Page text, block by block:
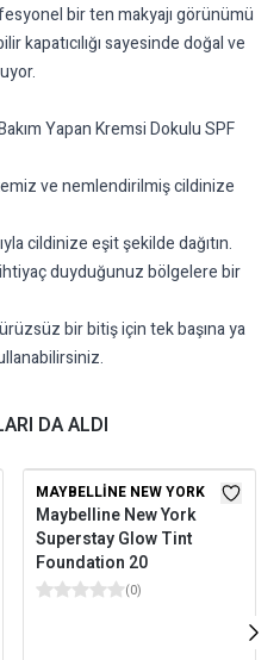
bir ten makyajı görünümü
kapatıcılığı sayesinde doğal ve
Yapan Kremsi Dokulu SPF
ve nemlendirilmiş cildinize
cildinize eşit şekilde dağıtın.
duyduğunuz bölgelere bir
bir bitiş için tek başına ya
DA ALDI
MAYBELLINE NEW YORK
Maybelline New York
Superstay Glow Tint
Foundation 20
(0)